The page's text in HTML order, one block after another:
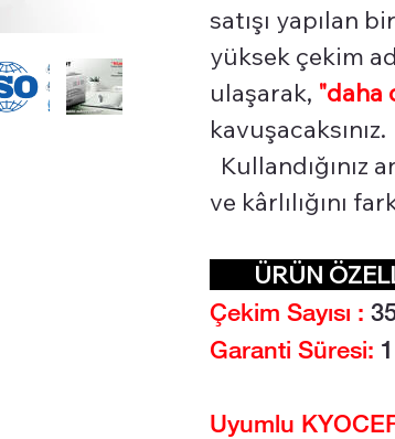
satışı yapılan
yüksek çekim
ulaşarak, "daha
kavuşacaksınız.
Kullandığınız
ve kârlılığını
ÜRÜN
Çekim Sayısı :
Garanti Süresi:
Uyumlu